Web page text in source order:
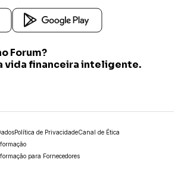
Forum?
vida financeira inteligente.
Política de PrivacidadeCanal de Ética
para Fornecedores